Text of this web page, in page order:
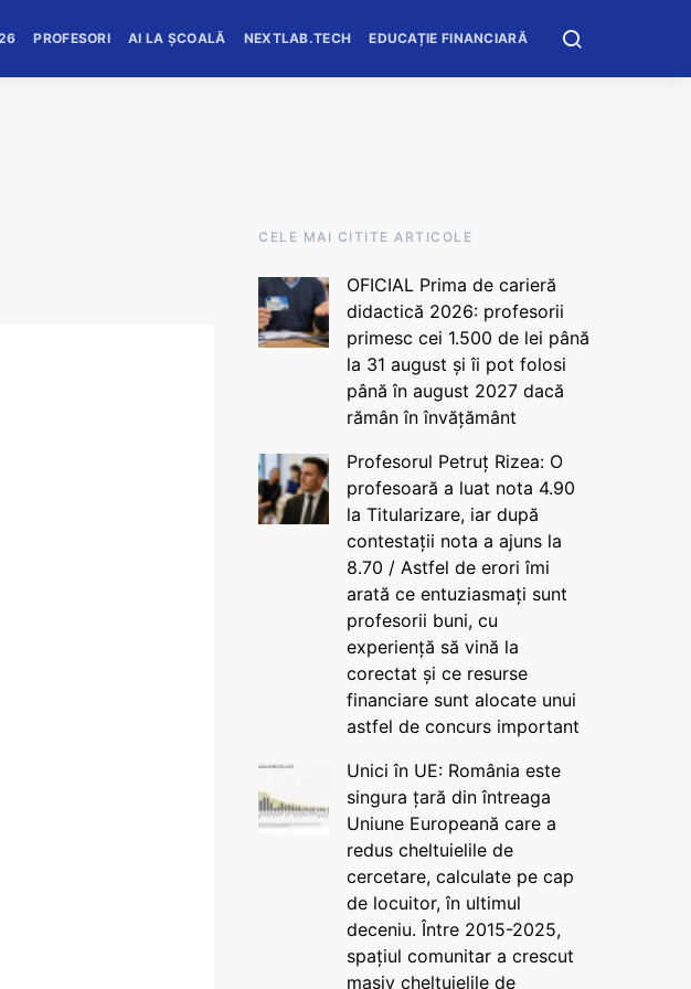
PROFESORI AI LA ȘCOALĂ NEXTLAB.TECH EDUCAȚIE FINANCIARĂ
CELE MAI CITITE ARTICOLE
OFICIAL Prima de carieră
didactică 2026: profesorii
primesc cei 1.500 de lei până
la 31 august și îi pot folosi
până în august 2027 dacă
rămân în învățământ
Profesorul Petruț Rizea: O
profesoară a luat nota 4.90
la Titularizare, iar după
contestații nota a ajuns la
8.70 / Astfel de erori îmi
arată ce entuziasmați sunt
profesorii buni, cu
experiență să vină la
corectat și ce resurse
financiare sunt alocate unui
astfel de concurs important
Unici în UE: România este
singura țară din întreaga
Uniune Europeană care a
redus cheltuielile de
cercetare, calculate pe cap
de locuitor, în ultimul
deceniu. Între 2015-2025,
spațiul comunitar a crescut
masiv cheltuielile de